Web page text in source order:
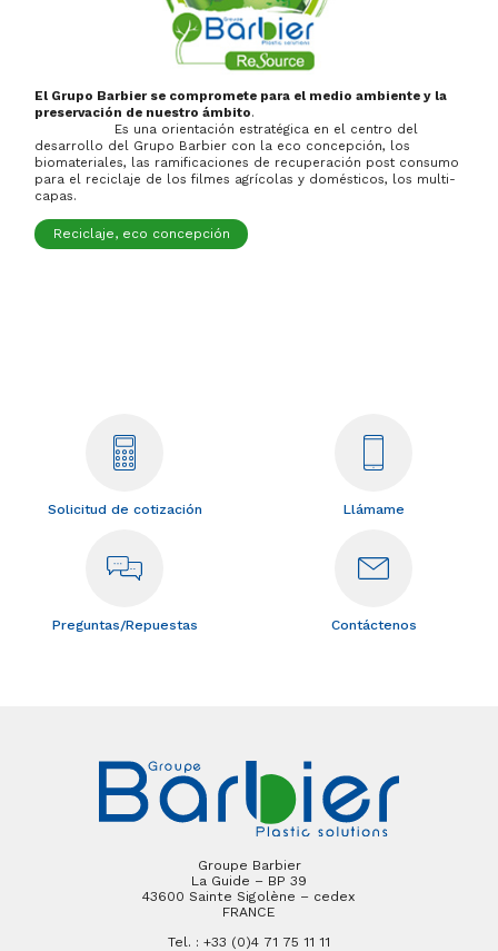
El Grupo Barbier se compromete para el medio ambiente y la
preservación de nuestro ámbito.
Es una orientación estratégica en el centro del
desarrollo del Grupo Barbier con la eco concepción, los
biomateriales, las ramificaciones de recuperación post consumo
para el reciclaje de los filmes agrícolas y domésticos, los multi-
capas.
Reciclaje, eco concepción
Solicitud de cotización Llámame
Preguntas/Repuestas Contáctenos
Groupe Barbier
La Guide – BP 39
43600 Sainte Sigolène – cedex
FRANCE
Tel. : +33 (0)4 71 75 11 11